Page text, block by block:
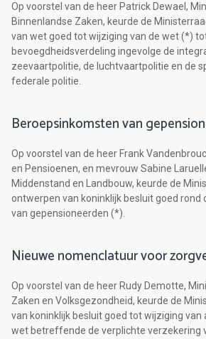
Op voorstel van de heer Patrick Dewael,
Binnenlandse Zaken, keurde de
van wet goed tot wijziging van de wet (*)
bevoegdheidsverdeling ingevolge de
zeevaartpolitie, de luchtvaartpolitie en de
federale politie.
Beroepsinkomsten van
Op voorstel van de heer Frank
en Pensioenen, en mevrouw Sabine
Middenstand en Landbouw, keurde de
ontwerpen van koninklijk besluit goed rond
van gepensioneerden (*).
Nieuwe nomenclatuur voor
Op voorstel van de heer Rudy Demotte,
Zaken en Volksgezondheid, keurde de
van koninklijk besluit goed tot wijziging van
wet betreffende de verplichte verzekering